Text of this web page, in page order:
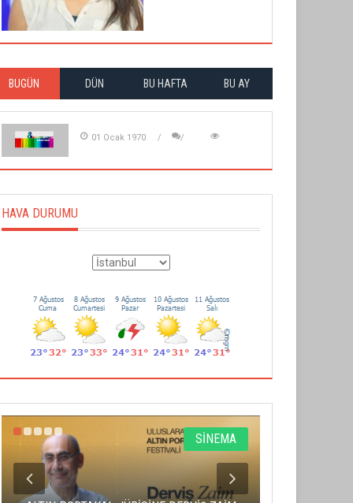
BUGÜN DÜN BU HAFTA BU AY
01 Ocak 1970
HAVA DURUMU
SİNEMA